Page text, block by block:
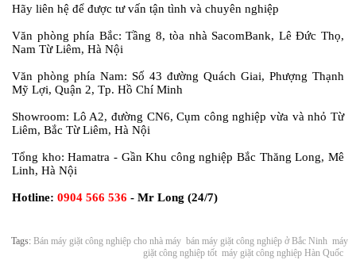
Hãy liên hệ để được tư vấn tận tình và chuyên nghiệp
Văn phòng phía Bắc: Tầng 8, tòa nhà SacomBank, Lê Đức Thọ,
Nam Từ Liêm, Hà Nội
Văn phòng phía Nam: Số 43 đường Quách Giai, Phượng Thạnh
Mỹ Lợi, Quận 2, Tp. Hồ Chí Minh
Showroom: Lô A2, đường CN6, Cụm công nghiệp vừa và nhỏ Từ
Liêm, Bắc Từ Liêm, Hà Nội
Tổng kho: Hamatra - Gần Khu công nghiệp Bắc Thăng Long, Mê
Linh, Hà Nội
Hotline: 0904 566 536 - Mr Long (24/7)
Tags: Bán máy giặt công nghiệp cho nhà máy bán máy giặt công nghiệp ở Bắc Ninh máy
giặt công nghiệp tốt máy giặt công nghiệp Hàn Quốc